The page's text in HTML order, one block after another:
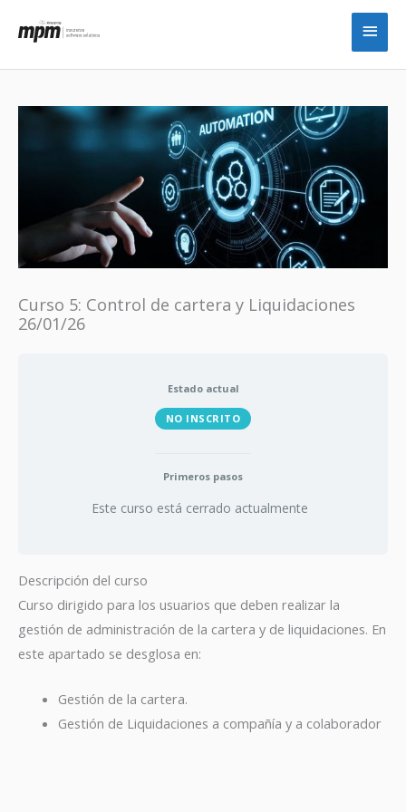
Curso 5: Control de cartera y Liquidaciones
26/01/26
Estado actual
NO INSCRITO
Primeros pasos
Este curso está cerrado actualmente
Descripción del curso
Curso dirigido para los usuarios que deben realizar la
gestión de administración de la cartera y de liquidaciones. En
este apartado se desglosa en:
Gestión de la cartera.
Gestión de Liquidaciones a compañía y a colaborador